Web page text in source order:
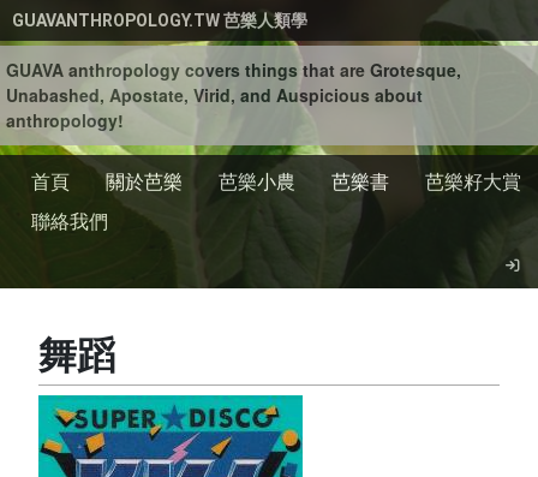
移至主內容
GUAVANTHROPOLOGY.TW 芭樂人類學
GUAVA anthropology covers things that are Grotesque,
Unabashed, Apostate, Virid, and Auspicious about
anthropology!
首頁 關於芭樂 芭樂小農 芭樂書
芭樂籽大賞
聯絡我們
舞蹈